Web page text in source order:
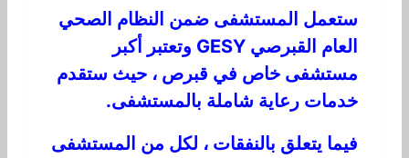
ستعمل المستشفى ضمن النظام الصحي
العام القبرصي GESY وتعتبر أكبر
مستشفى خاص في قبرص ، حيث ستقدم
خدمات رعاية شاملة بالمستشفى.
فيما يتعلق بالنفقات ، لكل من المستشفى